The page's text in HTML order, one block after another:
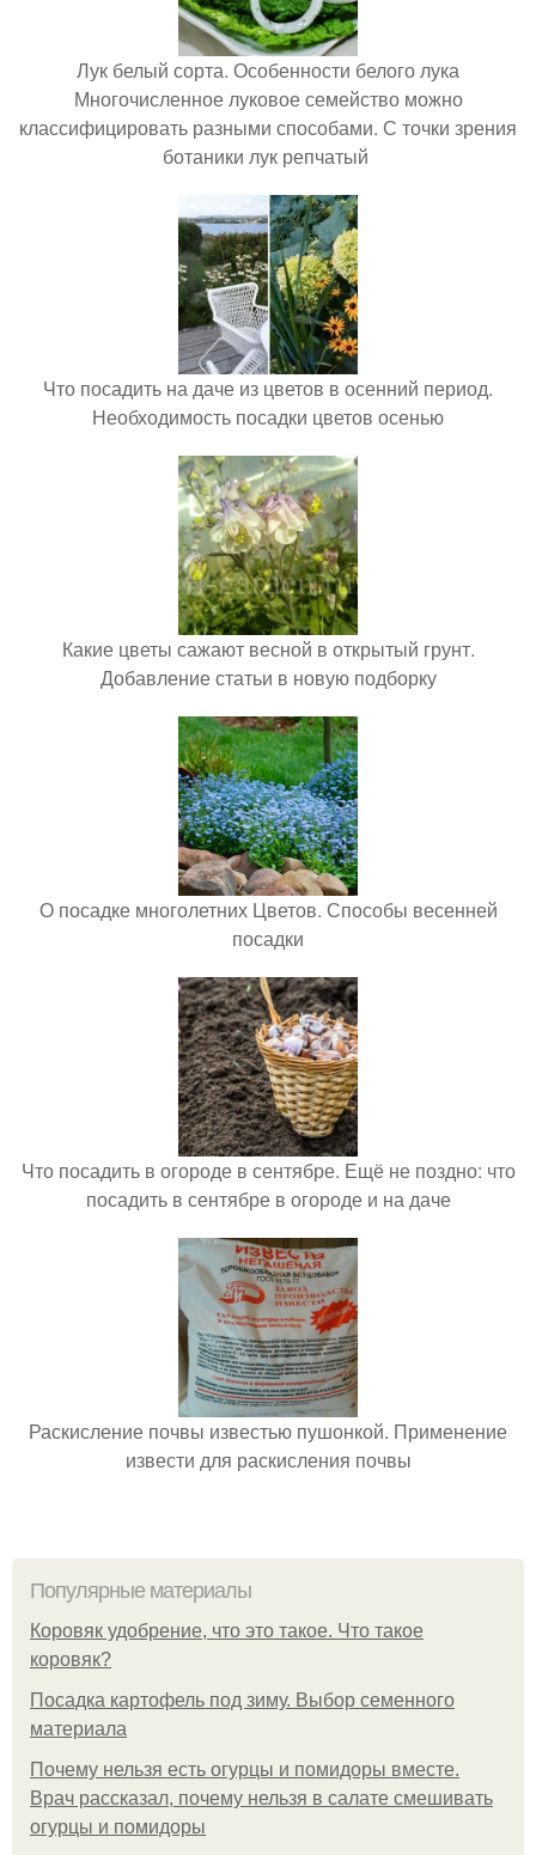
Лук белый сорта. Особенности белого лука
Многочисленное луковое семейство можно
классифицировать разными способами. С точки зрения
ботаники лук репчатый
Что посадить на даче из цветов в осенний период.
Необходимость посадки цветов осенью
Какие цветы сажают весной в открытый грунт.
Добавление статьи в новую подборку
О посадке многолетних Цветов. Способы весенней
посадки
Что посадить в огороде в сентябре. Ещё не поздно: что
посадить в сентябре в огороде и на даче
Раскисление почвы известью пушонкой. Применение
извести для раскисления почвы
Популярные материалы
Коровяк удобрение, что это такое. Что такое
коровяк?
Посадка картофель под зиму. Выбор семенного
материала
Почему нельзя есть огурцы и помидоры вместе.
Врач рассказал, почему нельзя в салате смешивать
огурцы и помидоры